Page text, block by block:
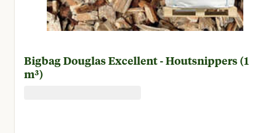
Bigbag Douglas Excellent - Houtsnippers (1
m³)